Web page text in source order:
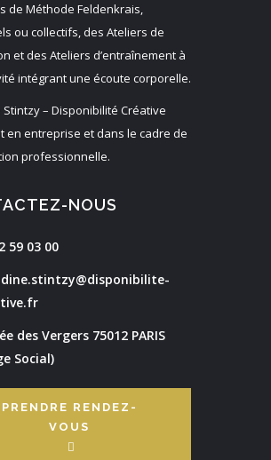
de Méthode Feldenkrais,
ou collectifs, des Ateliers de
et des Ateliers d’entraînement à
intégrant une écoute corporelle.
– Disponibilité Créative
en entreprise et dans le cadre de
professionnelle.
NOUS
59 03 00
des Vergers 75012 PARIS
Social)
PRENDRE RENDEZ-
VOUS